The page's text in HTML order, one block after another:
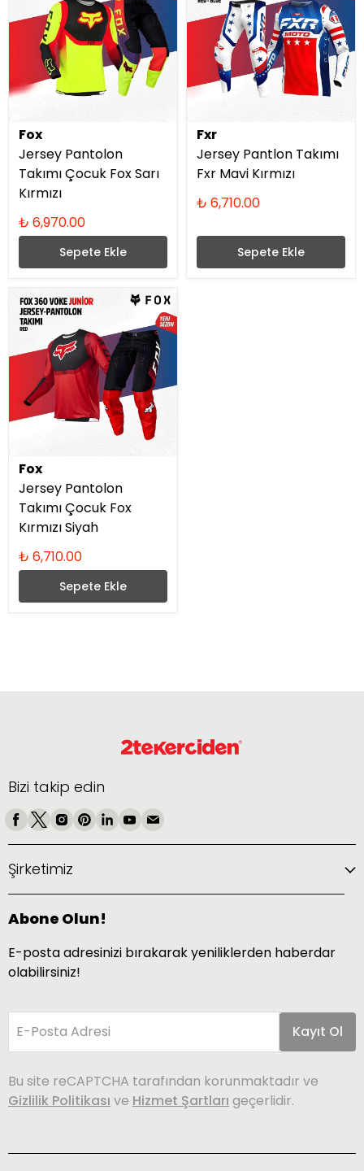
Fox
Jersey Pantolon
Takımı Çocuk Fox Sarı
Kırmızı
₺ 6,970.00
Sepete Ekle
Fxr
Jersey Pantlon Takımı
Fxr Mavi Kırmızı
₺ 6,710.00
Sepete Ekle
Fox
Jersey Pantolon
Takımı Çocuk Fox
Kırmızı Siyah
₺ 6,710.00
Sepete Ekle
Bizi takip edin
Şirketimiz
Abone Olun!
E-posta adresinizi bırakarak yeniliklerden haberdar
olabilirsiniz!
E-Posta Adresi Kayıt Ol
Bu site reCAPTCHA tarafından korunmaktadır ve
Gizlilik Politikası ve Hizmet Şartları geçerlidir.